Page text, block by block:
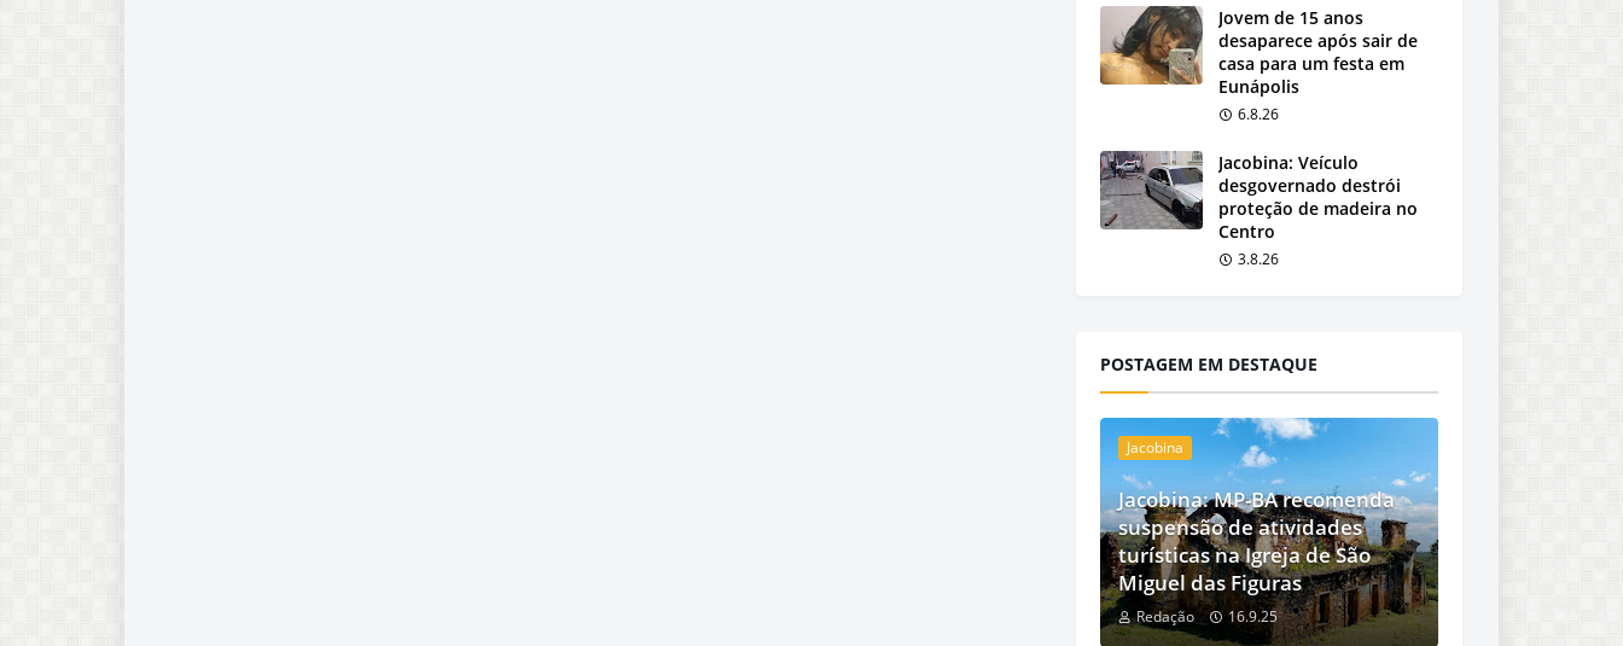
Jovem de 15 anos
desaparece após sair de
casa para um festa em
Eunápolis
6.8.26
Jacobina: Veículo
desgovernado destrói
proteção de madeira no
Centro
3.8.26
POSTAGEM EM DESTAQUE
Jacobina
Jacobina: MP-BA recomenda
suspensão de atividades
turísticas na Igreja de São
Miguel das Figuras
Redação 16.9.25